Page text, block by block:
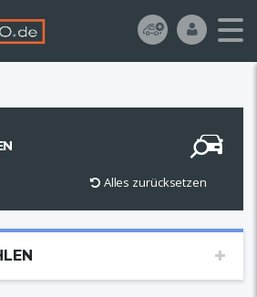
Alles zurücksetzen